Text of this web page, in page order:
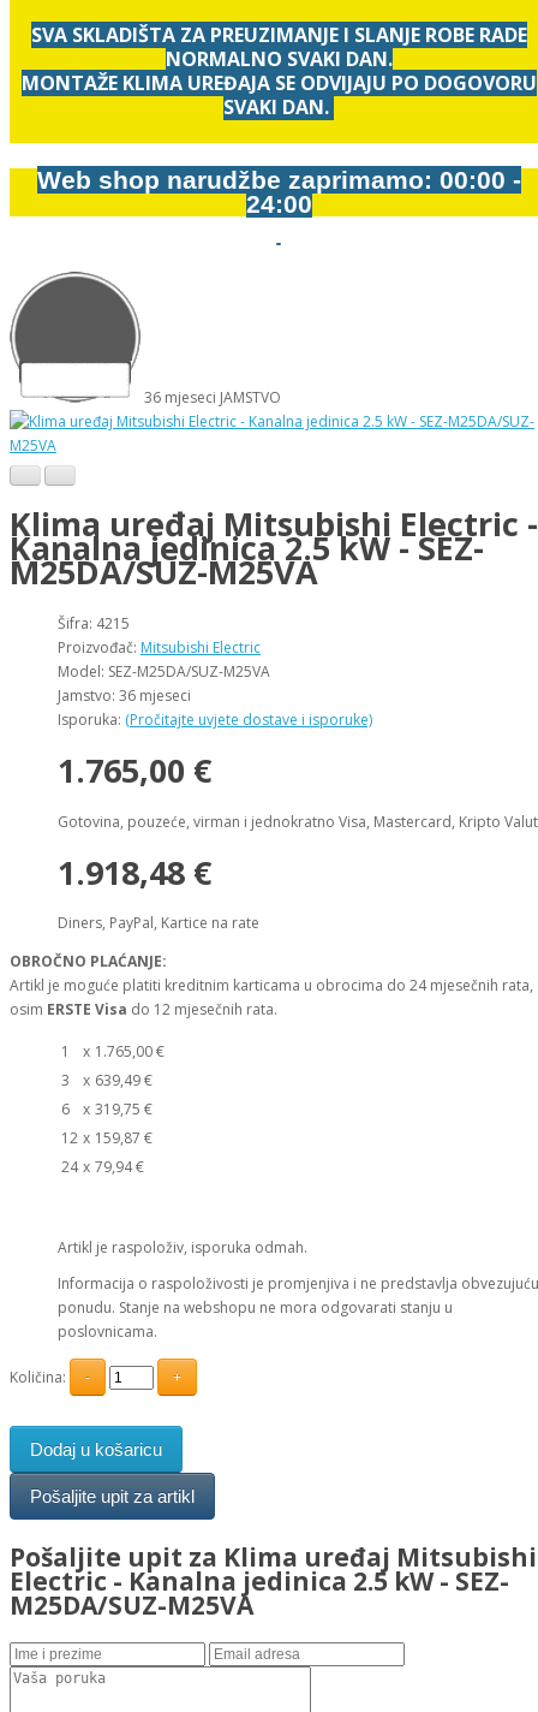
SVA SKLADIŠTA ZA PREUZIMANJE I SLANJE ROBE RADE
NORMALNO SVAKI DAN.
MONTAŽE KLIMA UREĐAJA SE ODVIJAJU PO DOGOVORU
SVAKI DAN.
Web shop narudžbe zaprimamo: 00:00 -
24:00
36 mjeseci JAMSTVO
Klima uređaj Mitsubishi Electric -
Kanalna jedinica 2.5 kW - SEZ-
M25DA/SUZ-M25VA
Šifra: 4215
Proizvođač: Mitsubishi Electric
Model: SEZ-M25DA/SUZ-M25VA
Jamstvo: 36 mjeseci
Isporuka: (Pročitajte uvjete dostave i isporuke)
1.765,00 €
Gotovina, pouzeće, virman i jednokratno Visa, Mastercard, Kripto
1.918,48 €
Diners, PayPal, Kartice na rate
OBROČNO PLAĆANJE:
Artikl je moguće platiti kreditnim karticama u obrocima do 24 mjesečnih rata,
osim ERSTE Visa do 12 mjesečnih rata.
1 x 1.765,00 €
3
x 639,49 €
6
x 319,75 €
12 x 159,87 €
24 x 79,94 €
Artikl je raspoloživ, isporuka odmah.
Informacija o raspoloživosti je promjenjiva i ne predstavlja obvezujuću
ponudu. Stanje na webshopu ne mora odgovarati stanju u
poslovnicama.
Količina:
Dodaj u košaricu
Pošaljite upit za Klima uređaj Mitsubishi
Electric - Kanalna jedinica 2.5 kW - SEZ-
M25DA/SUZ-M25VA